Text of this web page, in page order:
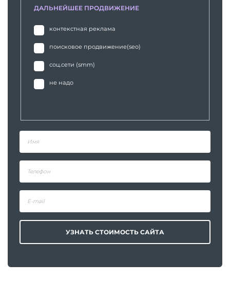
ДАЛЬНЕЙШЕЕ ПРОДВИЖЕНИЕ
контекстная реклама
поисковое продвижение(seo)
соц.сети (smm)
не надо
УЗНАТЬ СТОИМОСТЬ САЙТА